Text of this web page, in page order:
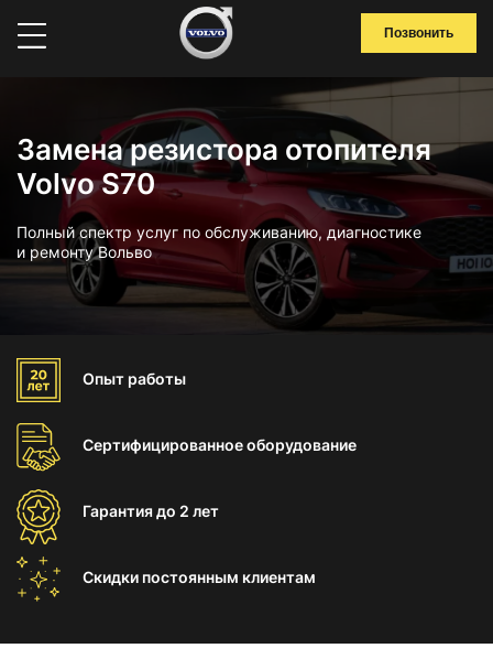
Позвонить
Замена резистора отопителя
Volvo S70
Полный спектр услуг по обслуживанию, диагностике
и ремонту Вольво
Опыт работы
Сертифицированноеоборудование
Гарантиядо 2 лет
Скидки постоянным клиентам